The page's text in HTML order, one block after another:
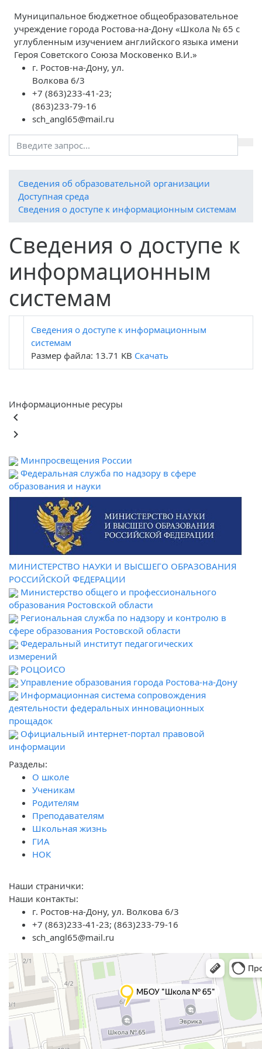
Муниципальное бюджетное общеобразовательное
учреждение города Ростова-на-Дону «Школа № 65 с
углубленным изучением английского языка имени
Героя Советского Союза Московенко В.И.»
г. Ростов-на-Дону, ул.
Волкова 6/3
+7 (863)233-41-23;
(863)233-79-16
sch_angl65@mail.ru
Cведения об образовательной организации
Доступная среда
Сведения о доступе к информационным системам
Сведения о доступе к
информационным
системам
Сведения о доступе к информационным
системам
Размер файла: 13.71 KB Скачать
Информационные ресуры
keyboard_arrow_left
keyboard_arrow_right
Минпросвещения России
Федеральная служба по надзору в сфере
образования и науки
МИНИСТЕРСТВО НАУКИ И ВЫСШЕГО ОБРАЗОВАНИЯ
РОССИЙСКОЙ ФЕДЕРАЦИИ
Министерство общего и профессионального
образования Ростовской области
Региональная служба по надзору и контролю в
сфере образования Ростовской области
Федеральный институт педагогических
измерений
РОЦОИСО
Управление образования города Ростова-на-Дону
Информационная система сопровождения
деятельности федеральных инновационных
прощадок
Официальный интернет-портал правовой
информации
Разделы:
О школе
Ученикам
Родителям
Преподавателям
Школьная жизнь
ГИА
НОК
Наши странички:
Наши контакты:
г. Ростов-на-Дону, ул. Волкова 6/3
+7 (863)233-41-23; (863)233-79-16
sch_angl65@mail.ru